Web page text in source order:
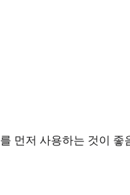
를 먼저 사용하는 것이 좋